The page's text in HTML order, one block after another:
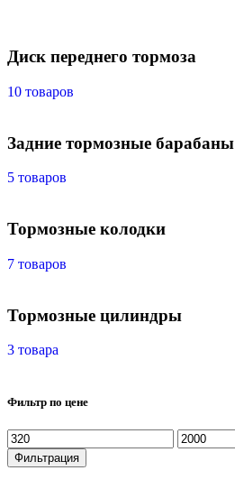
Диск переднего тормоза
10 товаров
Задние тормозные барабаны
5 товаров
Тормозные колодки
7 товаров
Тормозные цилиндры
3 товара
Фильтр по цене
Фильтрация